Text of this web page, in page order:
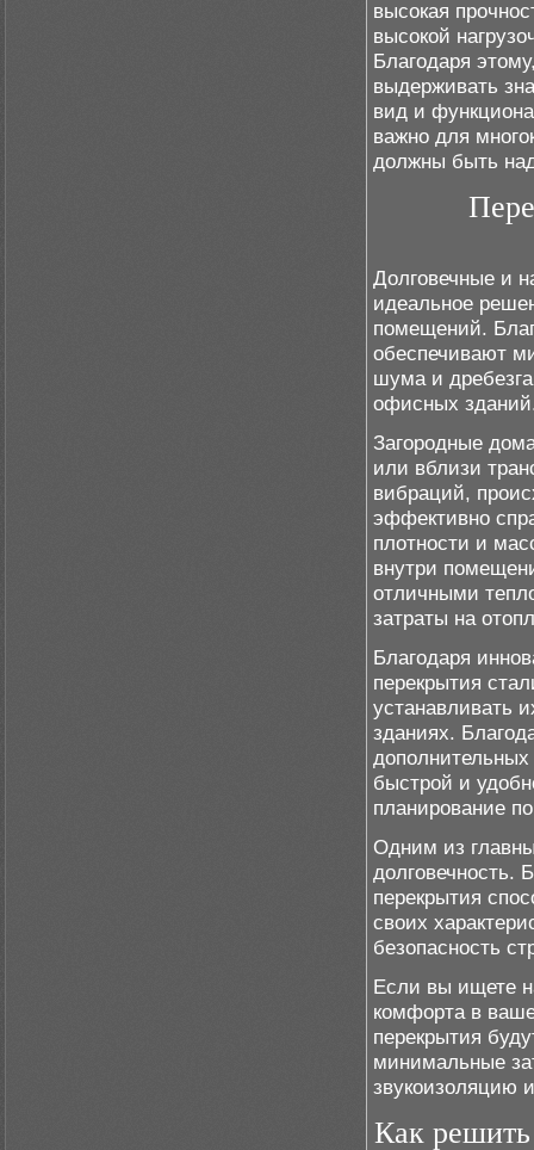
высокая
высокой
Благодаря
выдерживать
вид и
важно для
должны быть
Долговечные и
идеальное
помещений.
обеспечивают
шума и
офисных
Загородные
или вблизи
вибраций,
эффективно
плотности и
внутри
отличными
затраты на
Благодаря
перекрытия
устанавливать
зданиях.
дополнительных
быстрой и
планирование
Одним из
долговечность.
перекрытия
своих
безопасность
Если вы ищете
комфорта в
перекрытия
минимальные
звукоизоляцию
Как